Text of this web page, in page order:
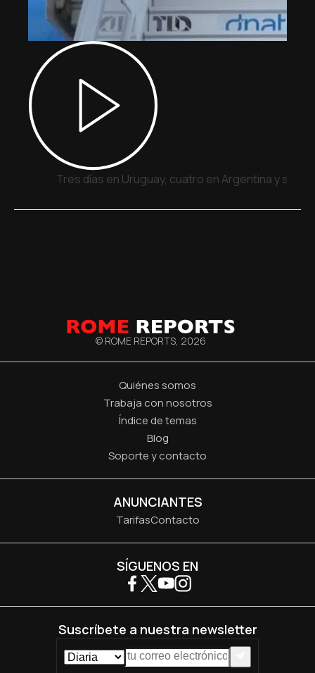
Tres días en Uruguay, cuatro en Argentina y
© ROME REPORTS, 2026
Quiénes somos
Trabaja con nosotros
Índice de temas
Blog
Soporte y contacto
ANUNCIANTES
TarifasContacto
SÍGUENOS EN
Suscríbete a nuestra newsletter